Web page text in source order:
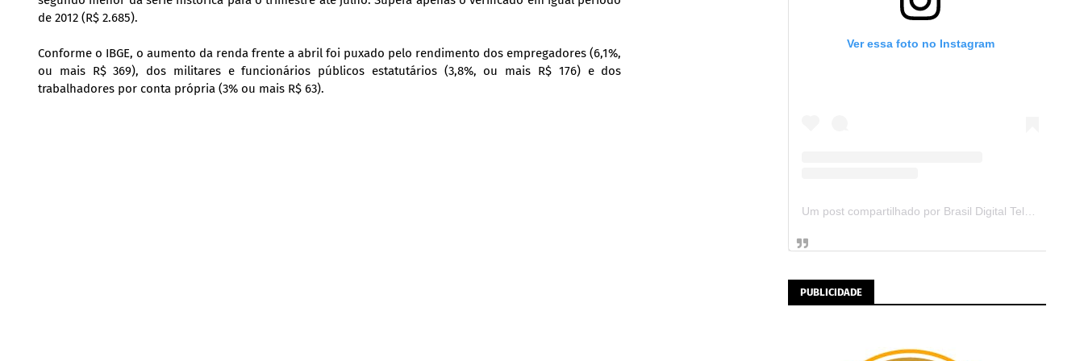
de 2012 (R$ 2.685).
Conforme o IBGE, o aumento da renda frente a abril foi puxado pelo rendimento dos empregadores (6,1%,
ou mais R$ 369), dos militares e funcionários públicos estatutários (3,8%, ou mais R$ 176) e dos
trabalhadores por conta própria (3% ou mais R$ 63).
Ver essa foto no Instagram
PUBLICIDADE